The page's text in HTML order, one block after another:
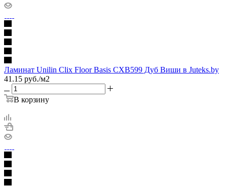
Ламинат Unilin Clix Floor Basis CXB599 Дуб Виши в Juteks.by
41.15 руб./м2
В корзину